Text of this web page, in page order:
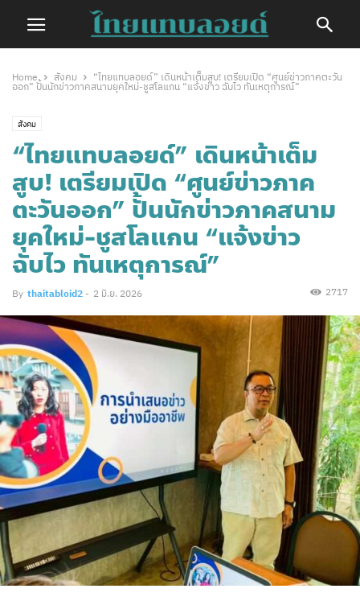
Home สังคม
“ไทยแทบลอยด์” เดินหน้าเต็มสูบ! เตรียมเปิด “ศูนย์ข่าวภาคตะวัน
ออก” ปั้นนักข่าวภาคสนามยุคใหม่-ชูสโลแกน “แจ้งข่าว ฉับไว ทันเหตุการณ์”
สังคม
“ไทยแทบลอยด์” เดินหน้าเต็ม
สูบ! เตรียมเปิด “ศูนย์ข่าวภาค
ตะวันออก” ปั้นนักข่าวภาคสนาม
ยุคใหม่-ชูสโลแกน “แจ้งข่าว
ฉับไว ทันเหตุการณ์”
By thaitabloid2 - 2 มิ.ย. 2026 2717